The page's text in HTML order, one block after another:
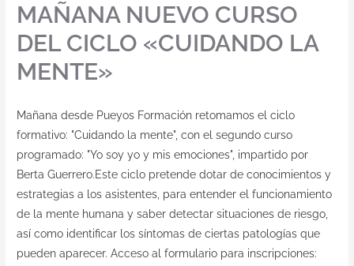
MAÑANA NUEVO CURSO
DEL CICLO «CUIDANDO LA
MENTE»
Mañana desde Pueyos Formación retomamos el ciclo
formativo: "Cuidando la mente", con el segundo curso
programado: "Yo soy yo y mis emociones", impartido por
Berta Guerrero.Este ciclo pretende dotar de conocimientos y
estrategias a los asistentes, para entender el funcionamiento
de la mente humana y saber detectar situaciones de riesgo,
así como identificar los síntomas de ciertas patologías que
pueden aparecer. Acceso al formulario para inscripciones: